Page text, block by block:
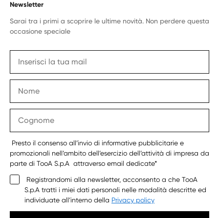
Newsletter
Sarai tra i primi a scoprire le ultime novità. Non perdere questa
occasione speciale
Presto il consenso all’invio di informative pubblicitarie e
promozionali nell’ambito dell’esercizio dell’attività di impresa da
parte di TooA S.p.A attraverso email dedicate*
Registrandomi alla newsletter, acconsento a che TooA
S.p.A tratti i miei dati personali nelle modalità descritte ed
individuate all’interno della Privacy policy